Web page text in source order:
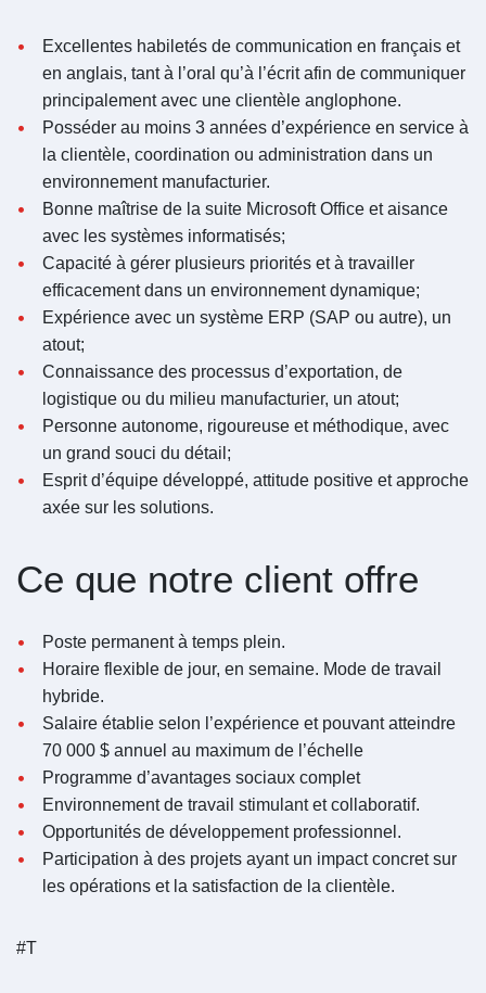
Excellentes habiletés de communication en français et
en anglais, tant à l’oral qu’à l’écrit afin de communiquer
principalement avec une clientèle anglophone.
Posséder au moins 3 années d’expérience en service à
la clientèle, coordination ou administration dans un
environnement manufacturier.
Bonne maîtrise de la suite Microsoft Office et aisance
avec les systèmes informatisés;
Capacité à gérer plusieurs priorités et à travailler
efficacement dans un environnement dynamique;
Expérience avec un système ERP (SAP ou autre), un
atout;
Connaissance des processus d’exportation, de
logistique ou du milieu manufacturier, un atout;
Personne autonome, rigoureuse et méthodique, avec
un grand souci du détail;
Esprit d’équipe développé, attitude positive et approche
axée sur les solutions.
Ce que notre client offre
Poste permanent à temps plein.
Horaire flexible de jour, en semaine. Mode de travail
hybride.
Salaire établie selon l’expérience et pouvant atteindre
70 000 $ annuel au maximum de l’échelle
Programme d’avantages sociaux complet
Environnement de travail stimulant et collaboratif.
Opportunités de développement professionnel.
Participation à des projets ayant un impact concret sur
les opérations et la satisfaction de la clientèle.
#T